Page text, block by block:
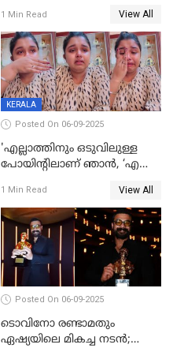
വിവാഹിതയായെന്ന്‌ നടി ​
ഗ്രേസ് ആന്റണി
1 Min Read View All
KERALA
Posted On 06-09-2025
'എല്ലാത്തിനും ഒടുവിലുള്ള
പോയിന്റിലാണ് ഞാൻ, ‘എന്‍റെ
സ്നേഹിച്ചയാള്‍ തന്നെ
വഞ്ചിച്ചുപോയി’, ലൈവ്
വിഡിയോയിൽ
പൊട്ടിക്കരഞ്ഞ് നടി
1 Min Read View All
Posted On 06-09-2025
ടൊവിനോ രണ്ടാമതും
ഏഷ്യയിലെ മികച്ച നടന്‍;